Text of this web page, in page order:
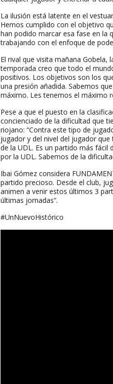
La ilusión está latente en el
Hemos cumplido con el objetivo
han podido marcar esa fase en la
trabajando con el enfoque de
El rival que visita mañana Gobela,
temporada creo que todo el
positivos. Los objetivos son los
una presión añadida. Sabemos
máximo. Les tenemos el máximo
Pese a que el puesto en la
concienciado de la dificultad que
riojano: “Contra este tipo de
jugador y del nivel del jugador
de la UDL. Es un partido más
por la UDL. Sabemos de la
Ibai Gómez considera
partido precioso. Desde el club,
animen a venir estos últimos 3
últimas jornadas”.
#UnNuevoHistórico